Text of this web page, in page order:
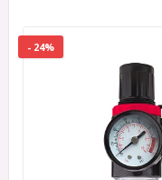
- 24%